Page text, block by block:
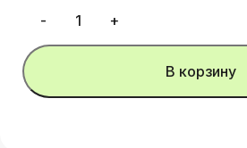
В корзину